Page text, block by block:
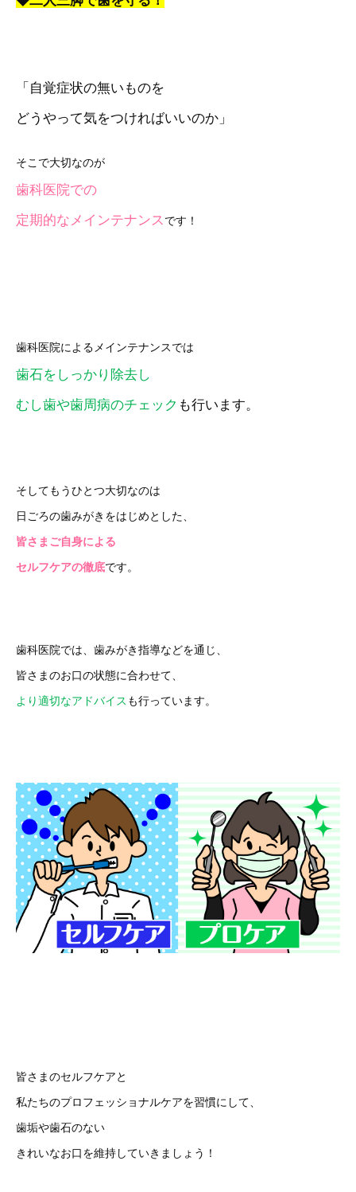
「自覚症状の無いものを
どうやって気をつければいいのか」
そこで大切なのが
歯科医院での
定期的なメインテナンス です！
歯科医院によるメインテナンスでは
歯石をしっかり除去し
むし歯や歯周病のチェック も行います。
そしてもうひとつ大切なのは
日ごろの歯みがきをはじめとした、
皆さまご自身による
セルフケアの徹底です。
歯科医院では、歯みがき指導などを通じ、
皆さまのお口の状態に合わせて、
より適切なアドバイス も行っています。
皆さまのセルフケアと
私たちのプロフェッショナルケアを習慣にして、
歯垢や歯石のない
きれいなお口を維持していきましょう！